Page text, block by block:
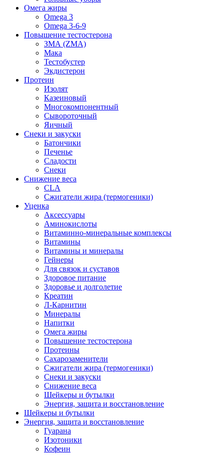
Омега жиры
Omega 3
Omega 3-6-9
Повышение тестостерона
ЗМА (ZMA)
Мака
Тестобустер
Экдистерон
Протеин
Изолят
Казеиновый
Многокомпонентный
Сывороточный
Яичный
Снеки и закуски
Батончики
Печенье
Сладости
Снеки
Снижение веса
CLA
Сжигатели жира (термогеники)
Уценка
Аксессуары
Аминокислоты
Витаминно-минеральные комплексы
Витамины
Витамины и минералы
Гейнеры
Для связок и суставов
Здоровое питание
Здоровье и долголетие
Креатин
Л-Карнитин
Минералы
Напитки
Омега жиры
Повышение тестостерона
Протеины
Сахарозаменители
Сжигатели жира (термогеники)
Снеки и закуски
Снижение веса
Шейкеры и бутылки
Энергия, защита и восстановление
Шейкеры и бутылки
Энергия, защита и восстановление
Гуарана
Изотоники
Кофеин